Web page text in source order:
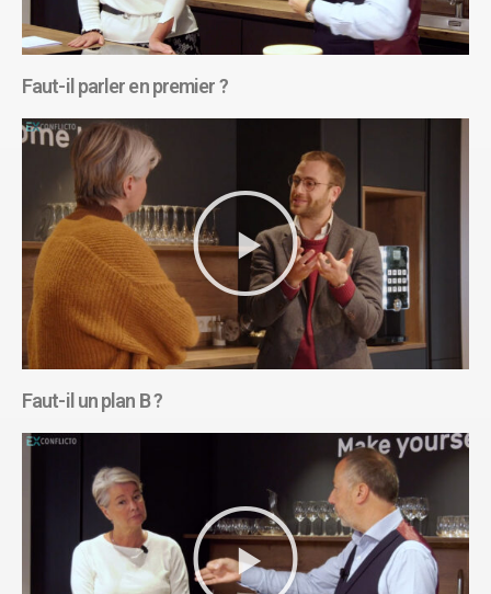
Faut-il parler en premier ?
Faut-il un plan B ?